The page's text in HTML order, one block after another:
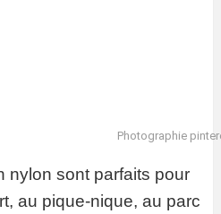
Photographie
nylon sont parfaits pour
au pique-nique, au parc